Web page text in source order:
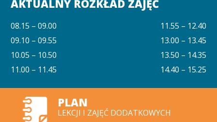
AKTUALNY ROZKŁAD ZAJĘĆ
08.15 – 09.00
09.10 – 09.55
10.05 – 10.50
11.00 – 11.45
11.55 – 12.40
13.00 – 13.45
13.50 – 14.35
14.40 – 15.25
PLAN
LEKCJI I ZAJĘĆ DODATKOWYCH